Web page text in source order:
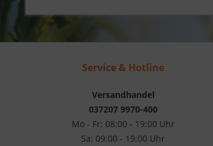
Service & Hotline
Versandhandel
037207 9970-400
Mo - Fr: 08:00 - 19:00 Uhr
Sa: 09:00 - 19:00 Uhr